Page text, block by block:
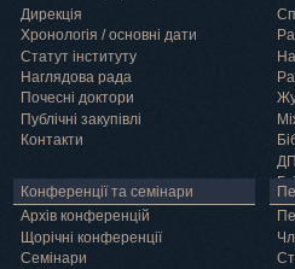
Дирекція
Хронологія / основні дати
Статут інституту
Наглядова рада
Почесні доктори
Публічні закупівлі
Контакти
Конференції та семінари
Архів конференцій
Щорічні конференції
Семінари